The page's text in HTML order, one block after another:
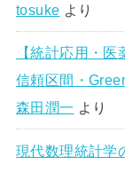
tosuke より
【統計応用・
信頼区間・
森田潤一 より
現代数理統計学